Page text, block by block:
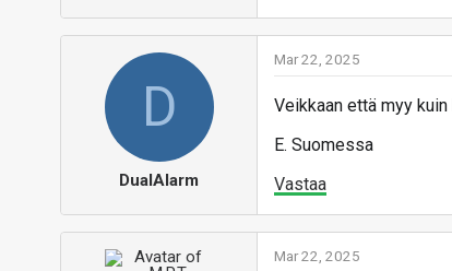
D
DualAlarm
Mar 22, 2025
Veikkaan että myy
E. Suomessa
Vastaa
Mar 22, 2025